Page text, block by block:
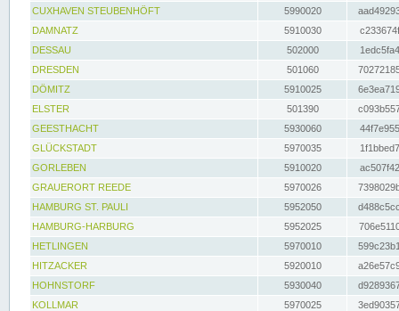
CUXHAVEN STEUBENHÖFT
5990020
DAMNATZ
5910030
DESSAU
502000
DRESDEN
501060
DÖMITZ
5910025
ELSTER
501390
GEESTHACHT
5930060
GLÜCKSTADT
5970035
GORLEBEN
5910020
GRAUERORT REEDE
5970026
HAMBURG ST. PAULI
5952050
HAMBURG-HARBURG
5952025
HETLINGEN
5970010
HITZACKER
5920010
HOHNSTORF
5930040
KOLLMAR
5970025